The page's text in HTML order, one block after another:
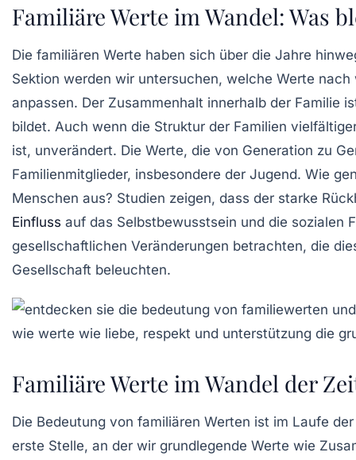
Familiäre Werte im Wandel: Was
Die familiären Werte haben sich über die Jahre
Sektion werden wir untersuchen, welche Werte
anpassen. Der Zusammenhalt innerhalb der Familie
bildet. Auch wenn die Struktur der Familien
ist, unverändert. Die Werte, die von Generation zu
Familienmitglieder, insbesondere der Jugend. Wie
Menschen aus? Studien zeigen, dass der starke
Einfluss auf das Selbstbewusstsein und die sozialen
gesellschaftlichen Veränderungen betrachten, die
Gesellschaft beleuchten.
Familiäre Werte im Wandel der
Die Bedeutung von familiären Werten ist im Laufe
erste Stelle, an der wir grundlegende Werte wie